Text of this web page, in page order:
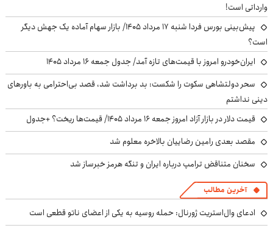
وارداتی است!
پیش‌بینی بورس فردا شنبه ۱۷ مرداد ۱۴۰۵/ بازار سهام آماده یک جهش دیگر
است؟
ایران‌خودرو امروز با قیمت‌های تازه آمد/ جدول جمعه ۱۶ مرداد ۱۴۰۵
سحر دولتشاهی سکوت را شکست: بد برداشت شد، قصد بی‌احترامی به باورهای
دینی نداشتم
قیمت دلار در بازار آزاد امروز جمعه ۱۶ مرداد ۱۴۰۵/ قیمت‌ها ریخت؟ +جدول
مقصد بعدی رامین رضاییان بالاخره معلوم شد
سخنان متناقض ترامپ درباره ایران و تنگه هرمز خبرساز شد
آخرین مطالب
ادعای وال‌استریت ژورنال: حمله روسیه به یکی از اعضای ناتو قطعی است